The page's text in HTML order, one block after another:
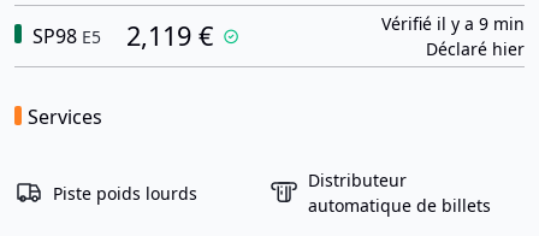
SP98 E5 2,119 €
Vérifié il y a 9 min
Déclaré hier
Services
Piste poids lourds
Distributeur
automatique de billets